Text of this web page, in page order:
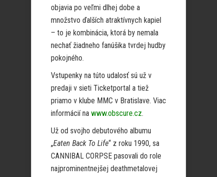
objavia po veľmi dlhej dobe a
množstvo ďalších atraktívnych kapiel
– to je kombinácia, ktorá by nemala
nechať žiadneho fanúšika tvrdej hudby
pokojného.
Vstupenky na túto udalosť sú už v
predaji v sieti Ticketportal a tiež
priamo v klube MMC v Bratislave. Viac
informácií na www.obscure.cz.
Už od svojho debutového albumu
„Eaten Back To Life“ z roku 1990, sa
CANNIBAL CORPSE pasovali do role
najprominentnejšej deathmetalovej